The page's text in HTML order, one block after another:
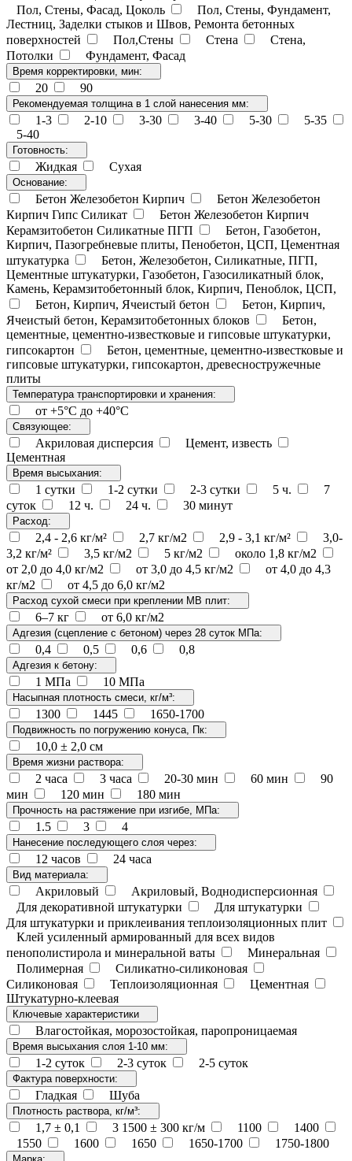
Пол, Стены, Фасад, Цоколь
Пол, Стены, Фундамент,
Лестниц, Заделки стыков и Швов, Ремонта бетонных
поверхностей
Пол,Стены Стена
Стена,
Потолки
Фундамент, Фасад
Время корректировки, мин:
20 90
Рекомендуемая толщина в 1 слой нанесения мм:
1-3 2-10 3-30 3-40 5-30
5-35
5-40
Готовность:
Жидкая Сухая
Основание:
Бетон Железобетон Кирпич
Бетон Железобетон
Кирпич Гипс Силикат
Бетон Железобетон Кирпич
Керамзитобетон Силикатные ПГП
Бетон, Газобетон,
Кирпич, Пазогребневые плиты, Пенобетон, ЦСП, Цементная
штукатурка
Бетон, Железобетон, Силикатные, ПГП,
Цементные штукатурки, Газобетон, Газосиликатный блок,
Камень, Керамзитобетонный блок, Кирпич, Пеноблок, ЦСП,
Бетон, Кирпич, Ячеистый бетон
Бетон, Кирпич,
Ячеистый бетон, Керамзитобетонных блоков
Бетон,
цементные, цементно-известковые и гипсовые штукатурки,
гипсокартон
Бетон, цементные, цементно-известковые и
гипсовые штукатурки, гипсокартон, древесностружечные
плиты
Температура транспортировки и хранения:
от +5°C до +40°C
Связующее:
Акриловая дисперсия
Цемент, известь
Цементная
Время высыхания:
1 сутки 1-2 сутки 2-3 сутки 5 ч.
7
суток
12 ч. 24 ч. 30 минут
Расход:
2,4 - 2,6 кг/м² 2,7 кг/м2 2,9 - 3,1 кг/м²
3,0-
3,2 кг/м²
3,5 кг/м2 5 кг/м2
около 1,8 кг/м2
от 2,0 до 4,0 кг/м2
от 3,0 до 4,5 кг/м2
от 4,0 до 4,3
кг/м2
от 4,5 до 6,0 кг/м2
Расход сухой смеси при креплении МВ плит:
6–7 кг от 6,0 кг/м2
Адгезия (сцепление с бетоном) через 28 суток МПа:
0,4 0,5 0,6 0,8
Адгезия к бетону:
1 МПа 10 МПа
Насыпная плотность смеси, кг/м³:
1300 1445 1650-1700
Подвижность по погружению конуса, Пк:
10,0 ± 2,0 см
Время жизни раствора:
2 часа 3 часа 20-30 мин 60 мин
90
мин
120 мин 180 мин
Прочность на растяжение при изгибе, МПа:
1.5 3 4
Нанесение последующего слоя через:
12 часов 24 часа
Вид материала:
Акриловый
Акриловый, Воднодисперсионная
Для декоративной штукатурки
Для штукатурки
Для штукатурки и приклеивания теплоизоляционных плит
Клей усиленный армированный для всех видов
пенополистирола и минеральной ваты
Минеральная
Полимерная
Силикатно-силиконовая
Силиконовая
Теплоизоляционная
Цементная
Штукатурно-клеевая
Ключевые характеристики
Влагостойкая, морозостойкая, паропроницаемая
Время высыхания слоя 1-10 мм:
1-2 суток 2-3 суток 2-5 суток
Фактура поверхности:
Гладкая Шуба
Плотность раствора, кг/м³:
1,7 ± 0,1 3 1500 ± 300 кг/м 1100
1400
1550
1600 1650 1650-1700 1750-1800